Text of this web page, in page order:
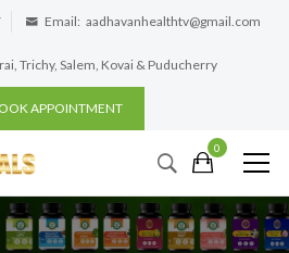
Email: aadhavanhealthtv@gmail.com
Trichy, Salem, Kovai & Puducherry
APPOINTMENT
0